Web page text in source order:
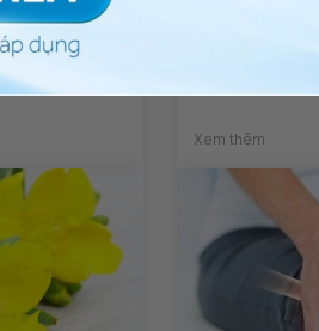
Nguyên
chảy
Xem thêm